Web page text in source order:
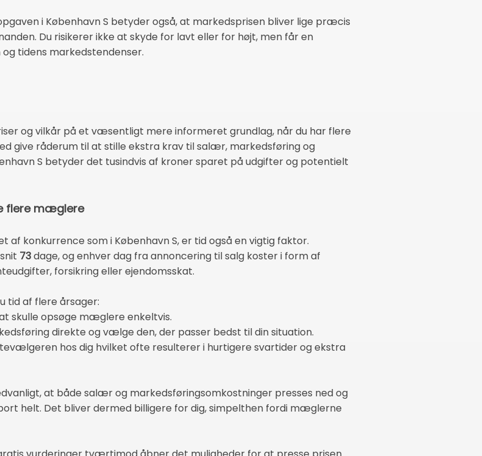
i København S betyder også, at markedsprisen bliver lige præcis
Du risikerer ikke at skyde for lavt eller for højt, men får en
tidens markedstendenser.
og vilkår på et væsentligt mere informeret grundlag, når du har flere
give råderum til at stille ekstra krav til salær, markedsføring og
S betyder det tusindvis af kroner sparet på udgifter og potentielt
flere mæglere
konkurrence som i København S, er tid også en vigtig faktor.
73dage, og enhver dag fra annoncering til salg koster i form af
forsikring eller ejendomsskat.
tid af flere årsager:
skulle opsøge mæglere enkeltvis.
direkte og vælge den, der passer bedst til din situation.
hos dig hvilket ofte resulterer i hurtigere svartider og ekstra
at både salær og markedsføringsomkostninger presses ned og
helt. Det bliver dermed billigere for dig, simpelthen fordi mæglerne